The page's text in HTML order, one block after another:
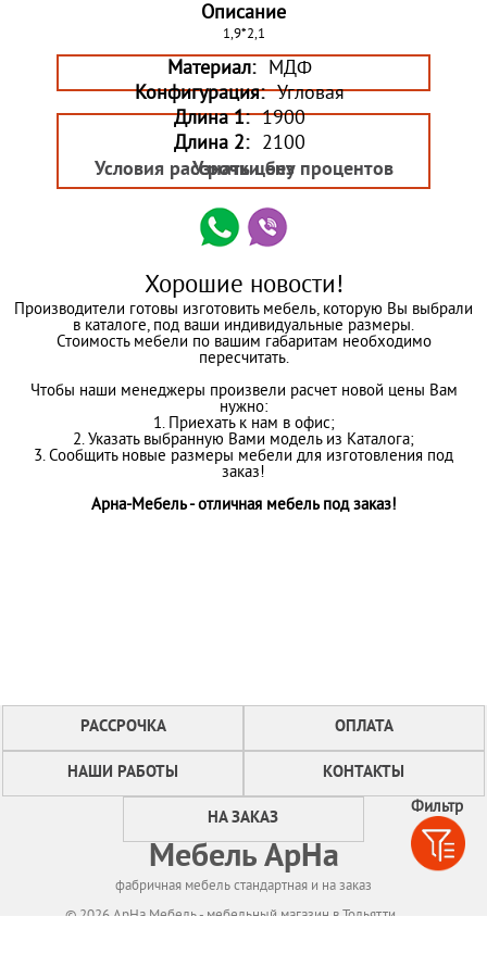
Фильтр
Описание
1,9*2,1
Материал: МДФ
Конфигурация: Угловая
Длина 1: 1900
Длина 2: 2100
Узнать цену
Условия рассрочки без процентов
Хорошие новости!
Производители готовы изготовить мебель, которую Вы выбрали
в каталоге, под ваши индивидуальные размеры.
Стоимость мебели по вашим габаритам необходимо
пересчитать.
Чтобы наши менеджеры произвели расчет новой цены Вам
нужно:
1. Приехать к нам в офис;
2. Указать выбранную Вами модель из Каталога;
3. Сообщить новые размеры мебели для изготовления под
заказ!
Арна-Мебель - отличная мебель под заказ!
РАССРОЧКА ОПЛАТА
НАШИ РАБОТЫ КОНТАКТЫ
НА ЗАКАЗ
Мебель АрНа
фабричная мебель стандартная и на заказ
© 2026 АрНа Мебель - мебельный магазин в Тольятти